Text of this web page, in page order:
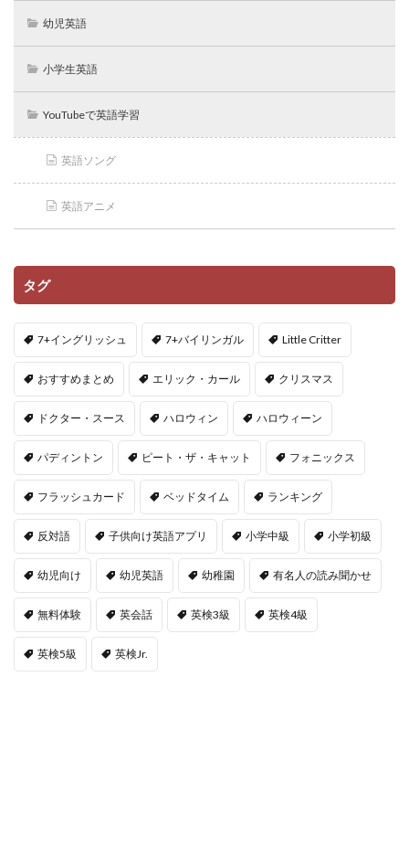
幼児英語
小学生英語
YouTubeで英語学習
英語ソング
英語アニメ
タグ
7+イングリッシュ 7+バイリンガル Little Critter
おすすめまとめ エリック・カール クリスマス
ドクター・スース ハロウィン ハロウィーン
パディントン ピート・ザ・キャット フォニックス
フラッシュカード ベッドタイム ランキング
反対語 子供向け英語アプリ 小学中級 小学初級
幼児向け 幼児英語 幼稚園 有名人の読み聞かせ
無料体験 英会話 英検3級 英検4級
英検5級 英検Jr.